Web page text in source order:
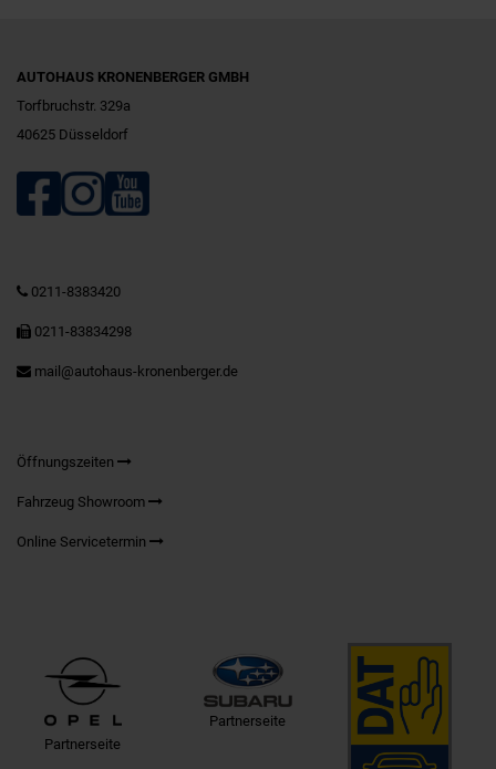
AUTOHAUS KRONENBERGER GMBH
Torfbruchstr. 329a
40625 Düsseldorf
0211-8383420
0211-83834298
mail@autohaus-kronenberger.de
Öffnungszeiten
Fahrzeug Showroom
Online Servicetermin
Partnerseite
Partnerseite